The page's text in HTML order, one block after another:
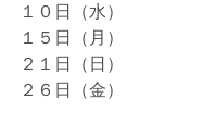
１０日（水）
１５日（月）
２１日（日）
２６日（金）